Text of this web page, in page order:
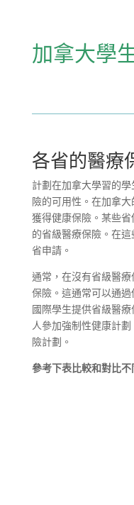
加拿大學
各省的醫療
計劃在加拿大學習的
險的可用性。在加拿
獲得健康保險。某些
的省級醫療保險。在
省申請。
通常，在沒有省級醫
保險。這通常可以通
國際學生提供省級醫
人參加強制性健康計
險計劃。
參考下表比較和對比不